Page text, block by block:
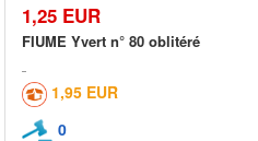
1,25 EUR
FIUME Yvert n° 80 oblitéré
1,95 EUR
0